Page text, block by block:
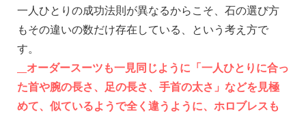
一人ひとりの成功法則が異なるからこそ、石の選び方
もその違いの数だけ存在している、という考え方で
す。
オーダースーツも一見同じように「一人ひとりに合っ
た首や腕の長さ、足の長さ、手首の太さ」などを見極
めて、似ているようで全く違うように、ホロブレスも